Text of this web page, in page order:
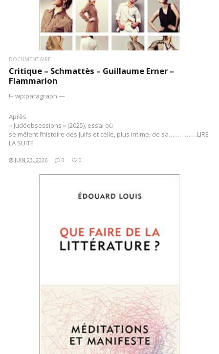
DOCUMENTAIRE
Critique – Schmattès – Guillaume Erner –
Flammarion
!– wp:paragraph —
Après
« Judéobsessions » (2025), essai où
se mêlent l’histoire des Juifs et celle, plus intime, de sa…………….LIRE
LA SUITE
JUIN 23, 2026 0 0
LIRE LA SUITE